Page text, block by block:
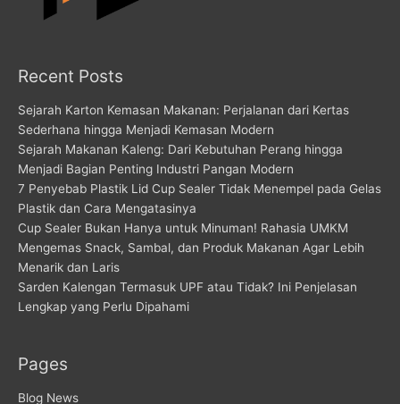
Recent Posts
Sejarah Karton Kemasan Makanan: Perjalanan dari Kertas
Sederhana hingga Menjadi Kemasan Modern
Sejarah Makanan Kaleng: Dari Kebutuhan Perang hingga
Menjadi Bagian Penting Industri Pangan Modern
7 Penyebab Plastik Lid Cup Sealer Tidak Menempel pada Gelas
Plastik dan Cara Mengatasinya
Cup Sealer Bukan Hanya untuk Minuman! Rahasia UMKM
Mengemas Snack, Sambal, dan Produk Makanan Agar Lebih
Menarik dan Laris
Sarden Kalengan Termasuk UPF atau Tidak? Ini Penjelasan
Lengkap yang Perlu Dipahami
Pages
Blog News